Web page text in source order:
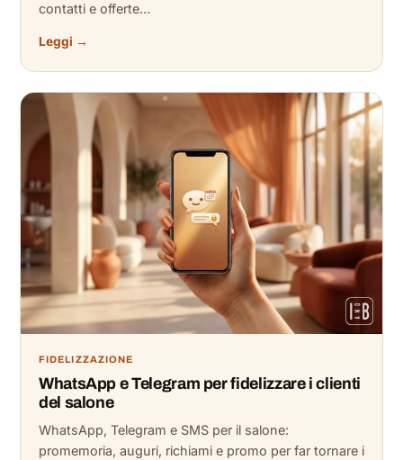
contatti e offerte…
Leggi →
FIDELIZZAZIONE
WhatsApp e Telegram per fidelizzare i clienti
del salone
WhatsApp, Telegram e SMS per il salone:
promemoria, auguri, richiami e promo per far tornare i